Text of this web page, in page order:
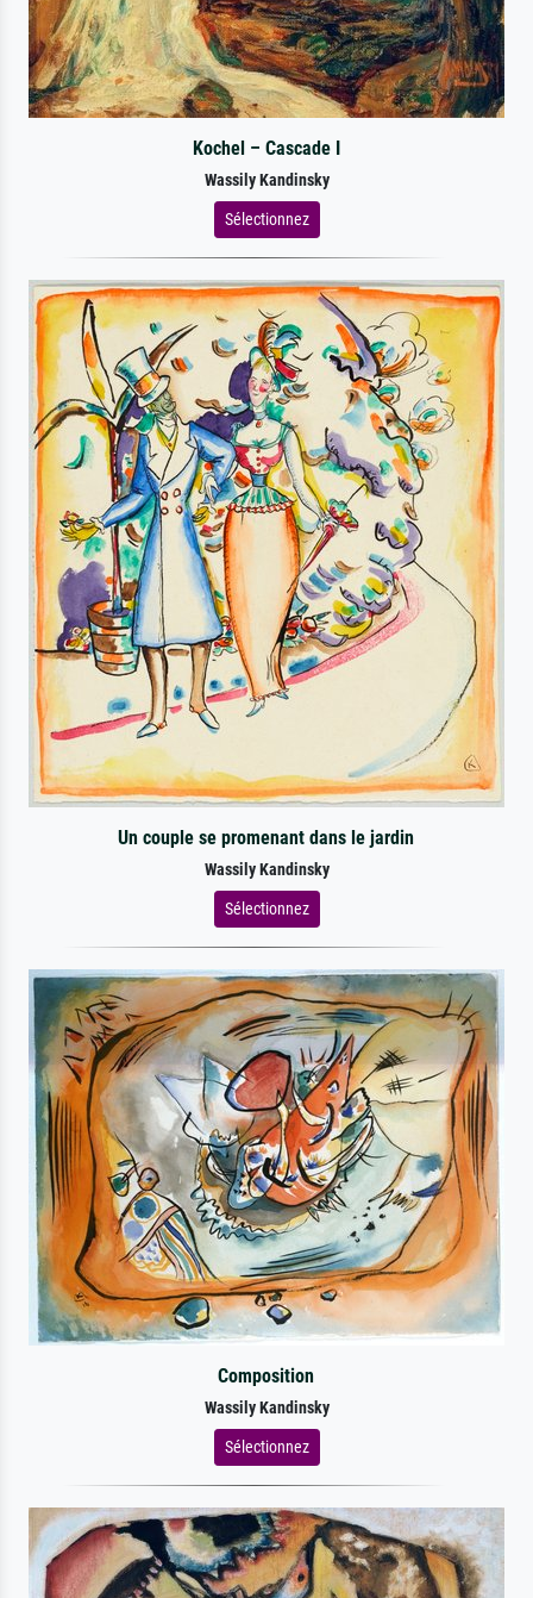
Kochel – Cascade I
Wassily Kandinsky
Sélectionnez
Un couple se promenant dans le jardin
Wassily Kandinsky
Sélectionnez
Composition
Wassily Kandinsky
Sélectionnez